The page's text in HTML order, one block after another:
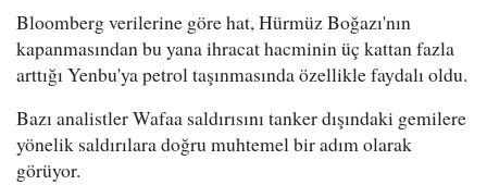
Bloomberg verilerine göre hat, Hürmüz Boğazı'nın
kapanmasından bu yana ihracat hacminin üç kattan fazla
arttığı Yenbu'ya petrol taşınmasında özellikle faydalı oldu.
Bazı analistler Wafaa saldırısını tanker dışındaki gemilere
yönelik saldırılara doğru muhtemel bir adım olarak
görüyor.